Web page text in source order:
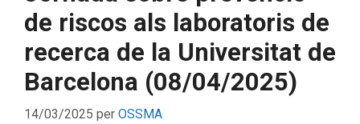
de riscos als laboratoris de
recerca de la Universitat de
Barcelona (08/04/2025)
14/03/2025 per OSSMA